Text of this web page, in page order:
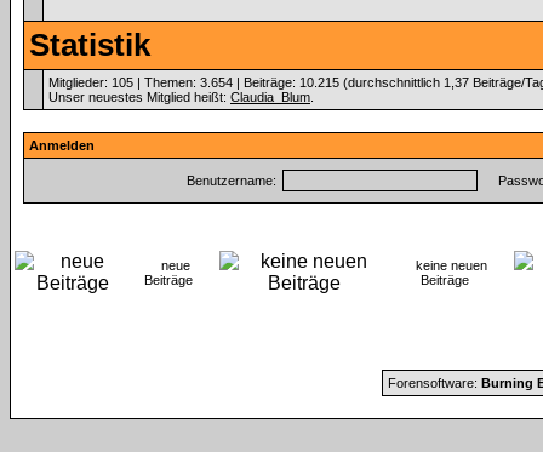
Statistik
Mitglieder: 105 | Themen: 3.654 | Beiträge: 10.215 (durchschnittlich 1,37 Beiträge/
Unser neuestes Mitglied heißt: Claudia_Blum
Anmelden
Benutzername:
neue
Beiträge
keine neuen
Beiträge
Forensoftware: Burning